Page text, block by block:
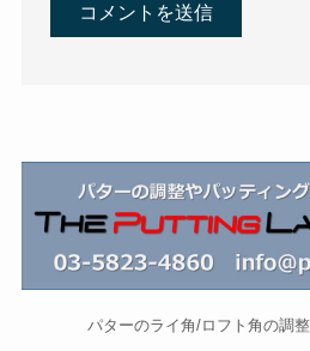
パターのライ角/ロフト角の調